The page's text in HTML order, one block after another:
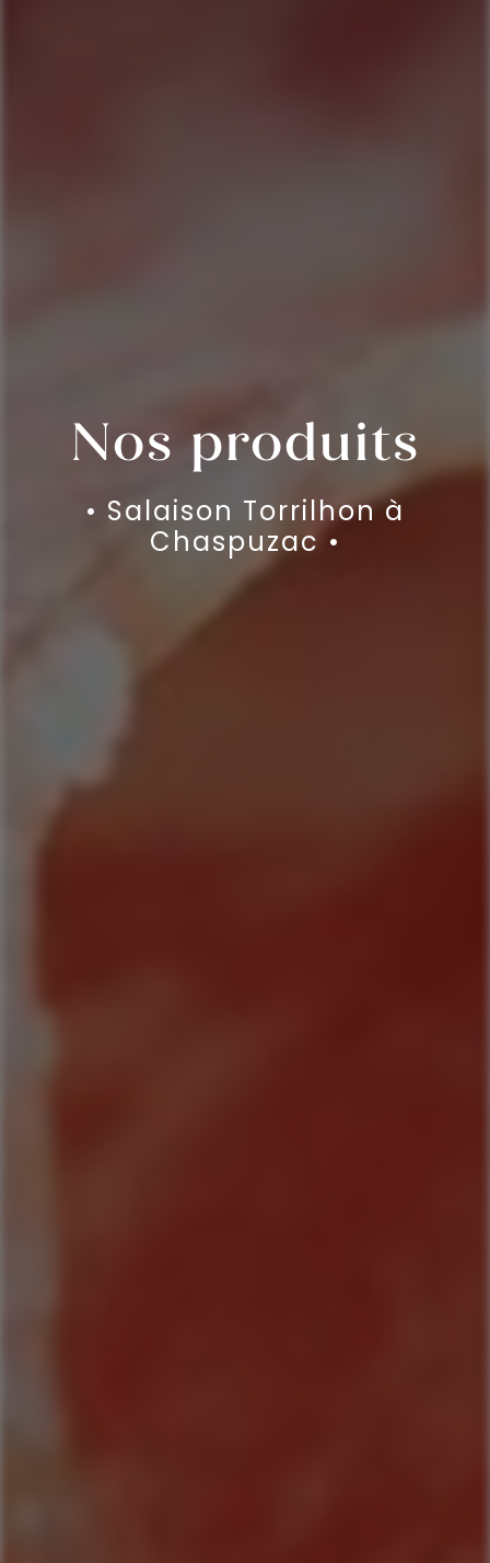
Nos produits
• Salaison Torrilhon à
Chaspuzac •